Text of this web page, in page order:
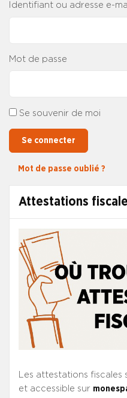
Attestations
Les attestations fiscales
et accessible sur
Identifiant ou adresse e-
Mot de passe
Se souvenir de moi
Se connecter
Mot de passe oublié ?